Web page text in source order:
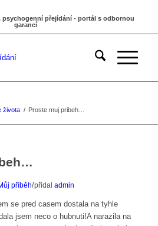
psychogenní přejídání - portál s odbornou
garancí
života / Proste muj pribeh…
příběh/přidal admin
se pred casem dostala na tyhle
jsem neco o hubnuti!A narazila na